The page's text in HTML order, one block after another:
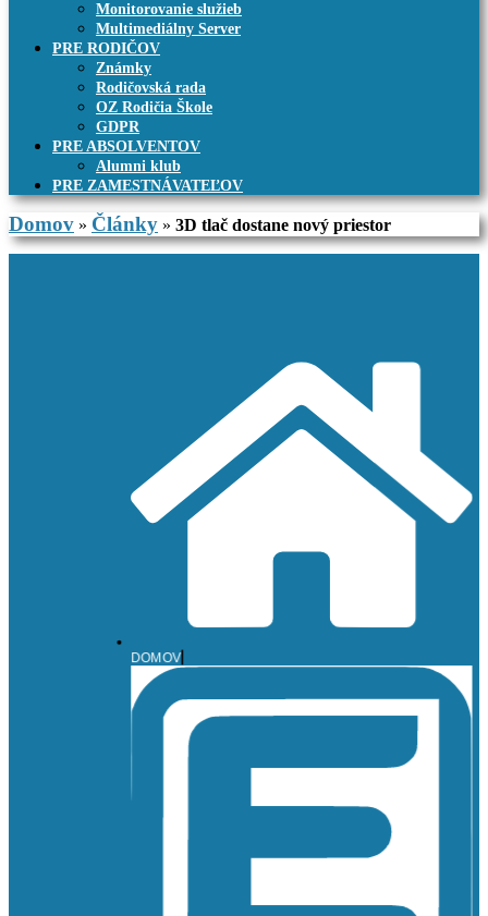
Monitorovanie služieb
Multimediálny Server
PRE RODIČOV
Známky
Rodičovská rada
OZ Rodičia Škole
GDPR
PRE ABSOLVENTOV
Alumni klub
PRE ZAMESTNÁVATEĽOV
Domov » Články » 3D tlač dostane nový priestor
DOMOV